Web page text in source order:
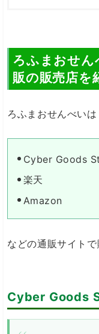
ろふまおせん
販の販売店を
ろふまおせんべいは
Cyber Goods
楽天
Amazon
などの通販サイトで
Cyber Goods